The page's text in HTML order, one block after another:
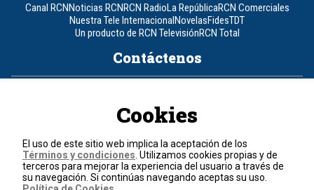
Canal RCNNoticias RCNRCN RadioLa RepúblicaRCN Comerciales
Nuestra Tele InternacionalNovelasFidesTDT
Un producto de RCN TelevisiónRCN Total
Contáctenos
Política de cookies
Términos y condiciones
© 2026, RCN Medios.
Cookies
El uso de este sitio web implica la aceptación de los
Términos y condiciones . Utilizamos cookies propias y de
terceros para mejorar la experiencia del usuario a través de
su navegación. Si continúas navegando aceptas su uso.